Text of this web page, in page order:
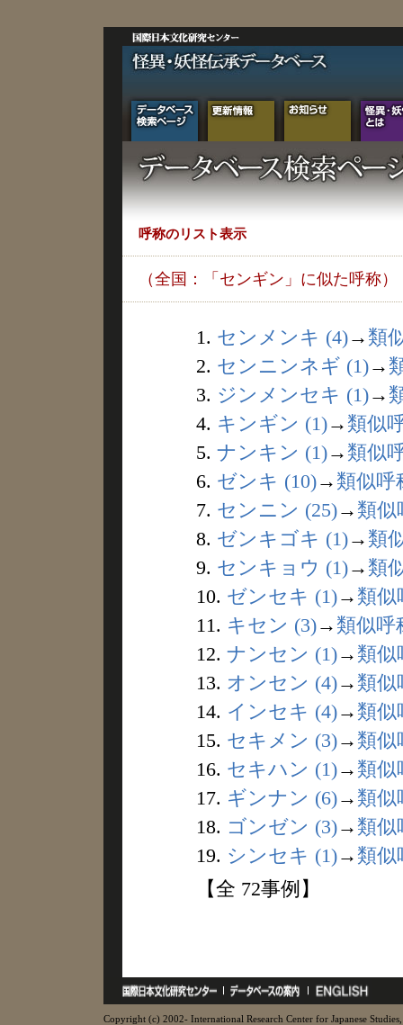
呼称のリスト表示
（全国：「センギン」に似た呼称）
1. センメンキ (4)→ 類
2. センニンネギ (1)→
3. ジンメンセキ (1)→
4. キンギン (1)→ 類似
5. ナンキン (1)→ 類似
6. ゼンキ (10)→ 類似呼
7. センニン (25)→ 類似
8. ゼンキゴキ (1)→ 類
9. センキョウ (1)→ 類
10. ゼンセキ (1)→ 類似
11. キセン (3)→ 類似呼
12. ナンセン (1)→ 類似
13. オンセン (4)→ 類似
14. インセキ (4)→ 類似
15. セキメン (3)→ 類似
16. セキハン (1)→ 類似
17. ギンナン (6)→ 類似
18. ゴンゼン (3)→ 類似
19. シンセキ (1)→ 類似
【全 72事例】
Copyright (c) 2002- International Research Center for Japanese